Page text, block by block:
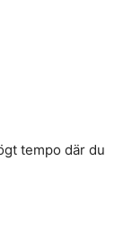
tempo där du